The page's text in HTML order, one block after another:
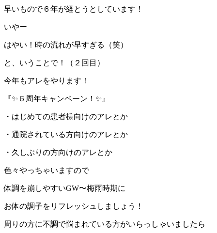
早いもので６年が経とうとしています！
いやー
はやい！時の流れが早すぎる（笑）
と、いうことで！（２回目）
今年もアレをやります！
『✨６周年キャンペーン！✨』
・はじめての患者様向けのアレとか
・通院されている方向けのアレとか
・久しぶりの方向けのアレとか
色々やっちゃいますので
体調を崩しやすいGW〜梅雨時期に
お体の調子をリフレッシュしましょう！
周りの方に不調で悩まれている方がいらっしゃいましたら